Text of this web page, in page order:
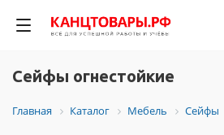
Сейфы огнестойкие
Главная Каталог Мебель Сейфы